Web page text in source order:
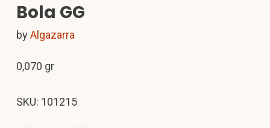
Bola GG
byAlgazarra
0,070 gr
SKU: 101215